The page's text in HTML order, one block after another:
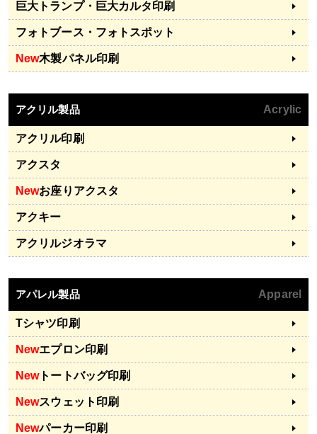
巨大トランプ・巨大カルタ印刷
フォトブース・フォトスポット
New木製パネル印刷
アクリル製品 Acrylic
アクリル印刷
アクスタ
Newお座りアクスタ
アクキー
アクリルジオラマ
アパレル製品 Apparel
Tシャツ印刷
Newエプロン印刷
Newトートバッグ印刷
Newスウェット印刷
Newパーカー印刷